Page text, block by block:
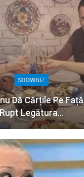
SHOWBIZ
Dă Cărțile Pe
Rupt Legătura…